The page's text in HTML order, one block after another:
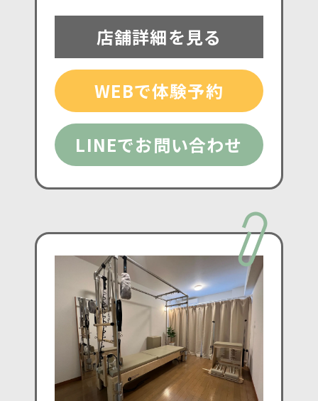
店舗詳細を見る
WEBで体験予約
LINEでお問い合わせ